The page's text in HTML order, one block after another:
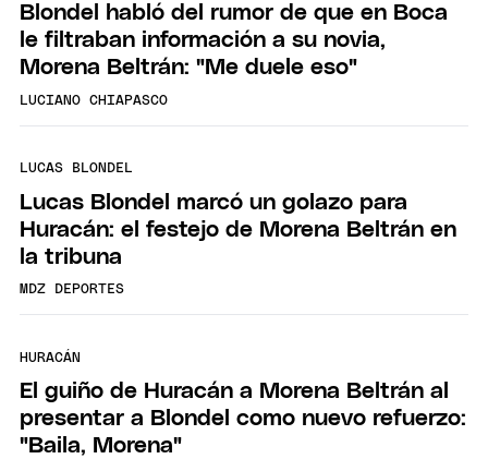
Blondel habló del rumor de que en Boca
le filtraban información a su novia,
Morena Beltrán: "Me duele eso"
LUCIANO CHIAPASCO
LUCAS BLONDEL
Lucas Blondel marcó un golazo para
Huracán: el festejo de Morena Beltrán en
la tribuna
MDZ DEPORTES
HURACÁN
El guiño de Huracán a Morena Beltrán al
presentar a Blondel como nuevo refuerzo:
"Baila, Morena"